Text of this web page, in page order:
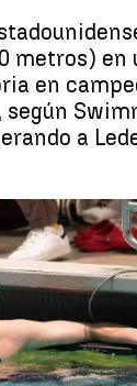
metros) en
en
a
transexual Lia
polémica por su